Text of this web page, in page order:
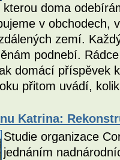
kterou doma
v obchodech,
zemí.
podnebí.
domácí příspěvek
přitom uvádí,
Katrina:
Studie organizace
jednáním